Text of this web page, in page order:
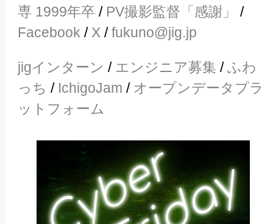
専 1999年卒 / PV撮影監督「感謝」
/
Facebook / X /fukuno@jig.jp
jigインターン / エンジニア募集 /ふわ
っち / IchigoJam / オープンデータプラ
ットフォーム